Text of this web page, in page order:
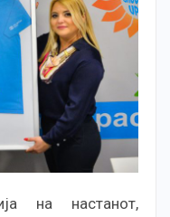
на настанот,